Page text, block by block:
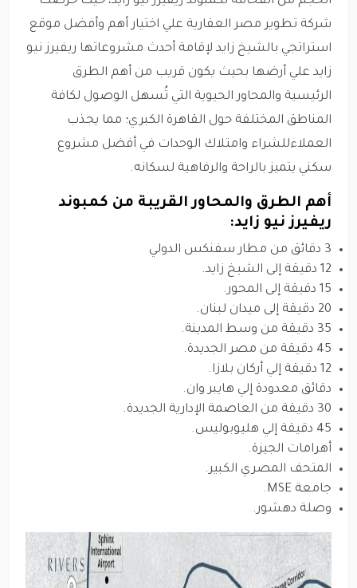
شركة تطوير مصر العقارية علي اختيار أهم وأفضل موقع
استراتجي بالشيخ زايد لإقامة أحدث مشروعاتها ريفيرز نيو
زايد علي أرضها بحيث يكون قريب من أهم الطرق
الرئيسية والمحاور الحيوية التي تُسهل الوصول لكافة
المناطق المختلفة حول القاهرة الكبري؛ مما يجذب
العملاءللشراء وامتلاك الوحدات في أفضل مشروع
سكني يتميز بالراحة والرفاهية لسكانه.
أهم الطرق والمحاور القريبة من كمبوند
ريفيرز نيو زايد:
3 دقائق من مطار سفنكس الدولي
12 دقيقة إلى الشيخ زايد.
15 دقيقة إلى المحور.
20 دقيقة إلى ميدان لبنان.
35 دقيقة من وسط المدينة.
45 دقيقة من مصر الجديدة.
12 دقيقة إلي أركان بلازا.
دقائق معدودة إلي هايبر وان.
30 دقيقة من العاصمة الإدارية الجديدة.
45 دقيقة إلي هليوبوليس.
أهرامات الجيزة.
المتحف المصري الكبير.
جامعة MSE.
وصلة دهشور.